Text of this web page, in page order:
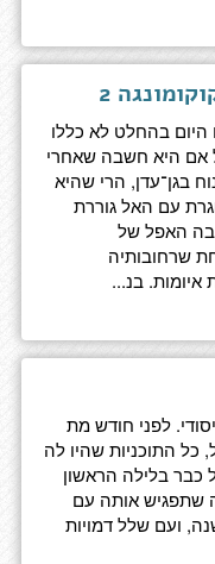
2
היום בהחלט לא כללו
אם היא חשבה שאחרי
בגן־עדן, הרי שהיא
עם האל גוררת
האפל של
שרחובותיה
איומות. בנ...
לפני חודש מת
כל התוכניות שהיו לה
בלילה הראשון
שתפגיש אותה עם
פורטוגלי שטבע לפני 500 שנה, ועם שלל דמויות